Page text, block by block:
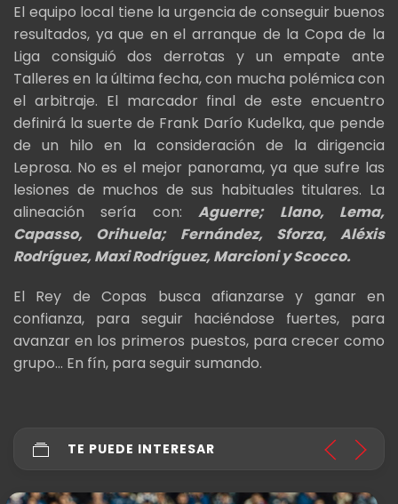
El equipo local tiene la urgencia de conseguir buenos
resultados, ya que en el arranque de la Copa de la
Liga consiguió dos derrotas y un empate ante
Talleres en la última fecha, con mucha polémica con
el arbitraje. El marcador final de este encuentro
definirá la suerte de Frank Darío Kudelka, que pende
de un hilo en la consideración de la dirigencia
Leprosa. No es el mejor panorama, ya que sufre las
lesiones de muchos de sus habituales titulares. La
alineación sería con:Aguerre; Llano, Lema,
Capasso, Orihuela; Fernández, Sforza, Aléxis
Rodríguez, Maxi Rodríguez, Marcioni y Scocco.
El Rey de Copas busca afianzarse y ganar en
confianza, para seguir haciéndose fuertes, para
avanzar en los primeros puestos, para crecer como
grupo... En fín, para seguir sumando.
TE PUEDE INTERESAR